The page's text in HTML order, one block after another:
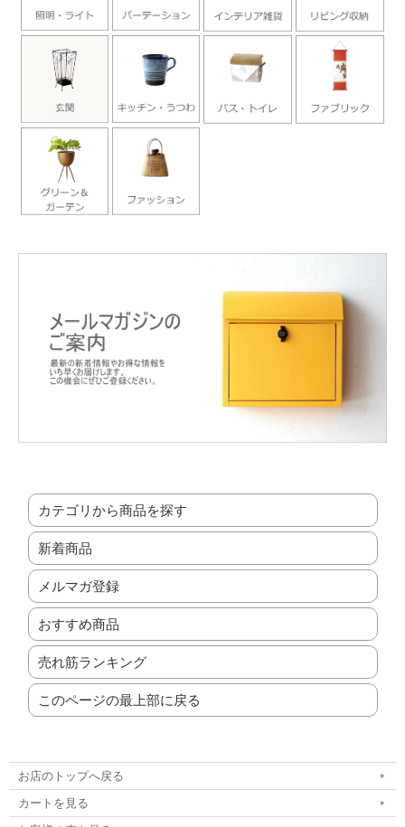
カテゴリから商品を探す
新着商品
メルマガ登録
おすすめ商品
売れ筋ランキング
このページの最上部に戻る
お店のトップへ戻る
カートを見る